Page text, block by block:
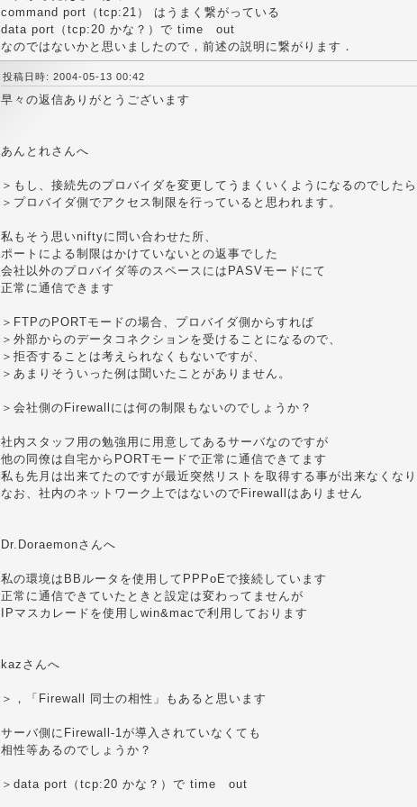
command port（tcp:21） はうまく繋がっている
data port（tcp:20 かな？）で time out
なのではないかと思いましたので，前述の説明に繋がります．
投稿日時: 2004-05-13 00:42
早々の返信ありがとうございます
あんとれさんへ
＞もし、接続先のプロバイダを変更してうまくいくようになるのでした
＞プロバイダ側でアクセス制限を行っていると思われます。
私もそう思いniftyに問い合わせた所、
ポートによる制限はかけていないとの返事でした
会社以外のプロバイダ等のスペースにはPASVモードにて
正常に通信できます
＞FTPのPORTモードの場合、プロバイダ側からすれば
＞外部からのデータコネクションを受けることになるので、
＞拒否することは考えられなくもないですが、
＞あまりそういった例は聞いたことがありません。
＞会社側のFirewallには何の制限もないのでしょうか？
社内スタッフ用の勉強用に用意してあるサーバなのですが
他の同僚は自宅からPORTモードで正常に通信できてます
私も先月は出来てたのですが最近突然リストを取得する事が出来なくな
なお、社内のネットワーク上ではないのでFirewallはありません
Dr.Doraemonさんへ
私の環境はBBルータを使用してPPPoEで接続しています
正常に通信できていたときと設定は変わってませんが
IPマスカレードを使用しwin&macで利用しております
kazさんへ
＞，「Firewall 同士の相性」もあると思います
サーバ側にFirewall-1が導入されていなくても
相性等あるのでしょうか？
＞data port（tcp:20 かな？）で time out